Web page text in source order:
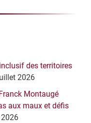
des territoires
2026
Montaugé
aux maux et défis